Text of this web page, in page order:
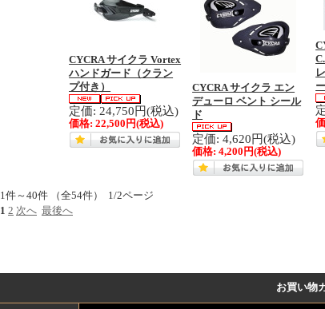
CYCRA サイクラ Vortex
ハンドガード（クラン
プ付き）
定価: 24,750円(税込)
価格:22,500円(税込)
CYCRA サイクラ エン
デューロ ベント シール
ド
定価: 4,620円(税込)
価格:4,200円(税込)
1件～40件 （全54件） 1/2ページ
1 2 次へ 最後へ
お買い物